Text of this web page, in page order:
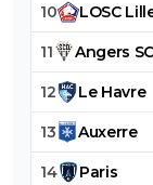
10 LOSC
11 Angers
12 Le Havre
13 Auxerre
14 Paris